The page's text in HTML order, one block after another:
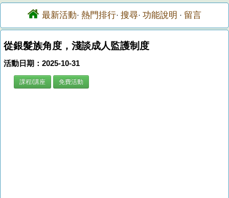
最新活動· 熱門排行· 搜尋· 功能說明 · 留言
從銀髮族角度，淺談成人監護制度
活動日期：2025-10-31
課程/講座 免費活動